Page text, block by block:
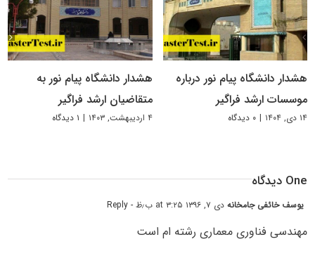
هشدار دانشگاه پیام نور درباره
موسسات ارشد فراگیر
۱۴ دی, ۱۴۰۴ | ۰ دیدگاه
هشدار دانشگاه پیام نور به
متقاضیان ارشد فراگیر
۴ اردیبهشت, ۱۴۰۳ | ۱ دیدگاه
One دیدگاه
یوسف خائفی جامخانهدی ۷, ۱۳۹۶ at ۳:۲۵ ب٫ظ - Reply
مهندسی فناوری معماری رشته ام است